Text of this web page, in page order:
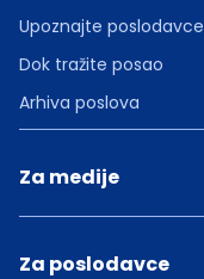
Upoznajte poslodavce
Dok tražite posao
Arhiva poslova
Za medije
Za poslodavce